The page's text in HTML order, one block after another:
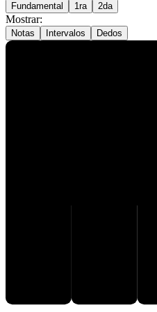
Fundamental 1ra 2da
Mostrar:
Notas Intervalos Dedos